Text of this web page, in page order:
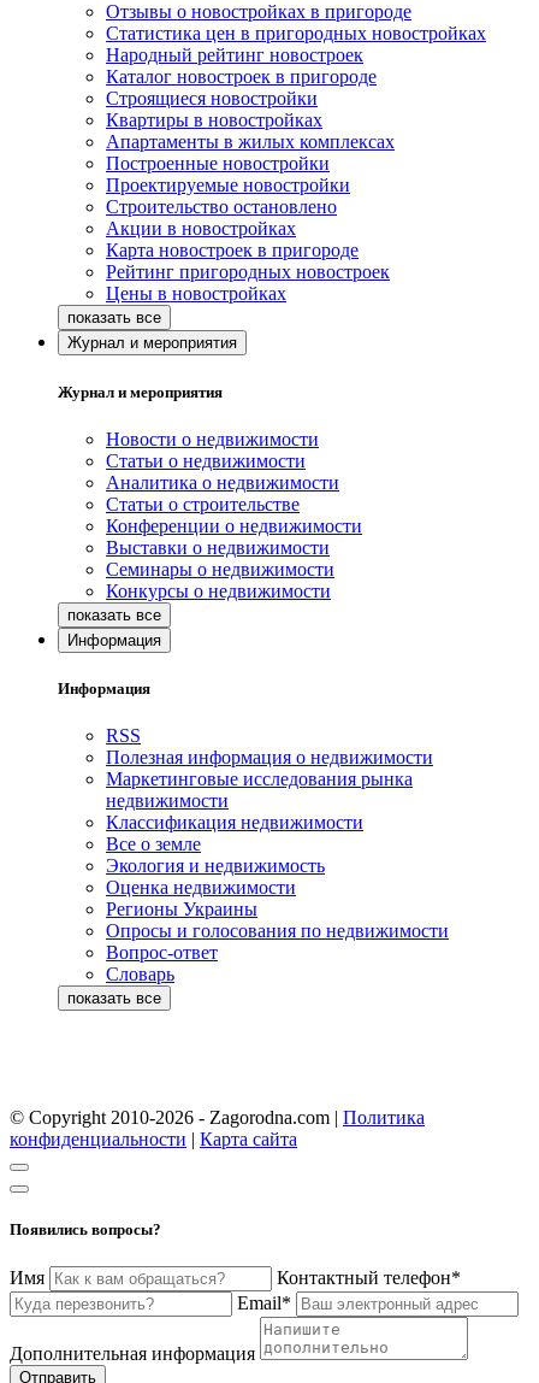
Отзывы о новостройках в пригороде
Статистика цен в пригородных новостройках
Народный рейтинг новостроек
Каталог новостроек в пригороде
Строящиеся новостройки
Квартиры в новостройках
Апартаменты в жилых комплексах
Построенные новостройки
Проектируемые новостройки
Строительство остановлено
Акции в новостройках
Карта новостроек в пригороде
Рейтинг пригородных новостроек
Цены в новостройках
Журнал и мероприятия
Журнал и мероприятия
Новости о недвижимости
Статьи о недвижимости
Аналитика о недвижимости
Статьи о строительстве
Конференции о недвижимости
Выставки о недвижимости
Семинары о недвижимости
Конкурсы о недвижимости
Информация
Информация
RSS
Полезная информация о недвижимости
Маркетинговые исследования рынка
недвижимости
Классификация недвижимости
Все о земле
Экология и недвижимость
Оценка недвижимости
Регионы Украины
Опросы и голосования по недвижимости
Вопрос-ответ
Словарь
© Copyright 2010-2026 - Zagorodna.com | Политика
конфиденциальности | Карта сайта
Появились вопросы?
Имя
Контактный телефон*
Email*
Дополнительная информация
Отправить